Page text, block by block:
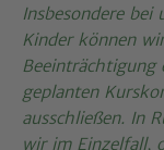
Insbesondere
Kinder können
Beeinträchtigung
geplanten
ausschließen. In
wir im Einzelfall,